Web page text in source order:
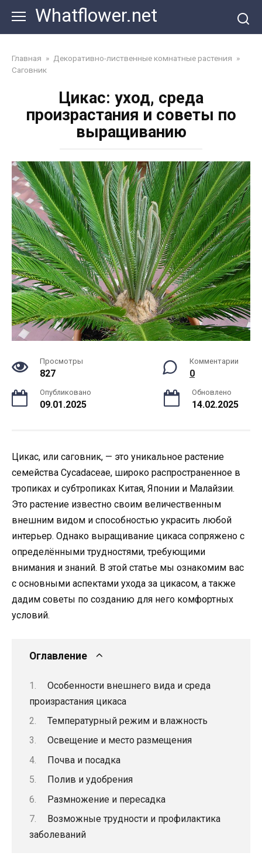
Перейти
контенту
Whatflower.net
Главная » Декоративно-лиственные комнатные растения »
Саговник
Цикас: уход, среда
произрастания и советы по
выращиванию
Просмотры
827
Комментарии
0
Опубликовано
09.01.2025
Обновлено
14.02.2025
Цикас, или саговник, — это уникальное растение
семейства Cycadaceae, широко распространенное в
тропиках и субтропиках Китая, Японии и Малайзии.
Это растение известно своим величественным
внешним видом и способностью украсить любой
интерьер. Однако выращивание цикаса сопряжено с
определёнными трудностями, требующими
внимания и знаний. В этой статье мы ознакомим вас
с основными аспектами ухода за цикасом, а также
дадим советы по созданию для него комфортных
условий.
Оглавление
Особенности внешнего вида и среда
произрастания цикаса
Температурный режим и влажность
Освещение и место размещения
Почва и посадка
Полив и удобрения
Размножение и пересадка
Возможные трудности и профилактика
заболеваний